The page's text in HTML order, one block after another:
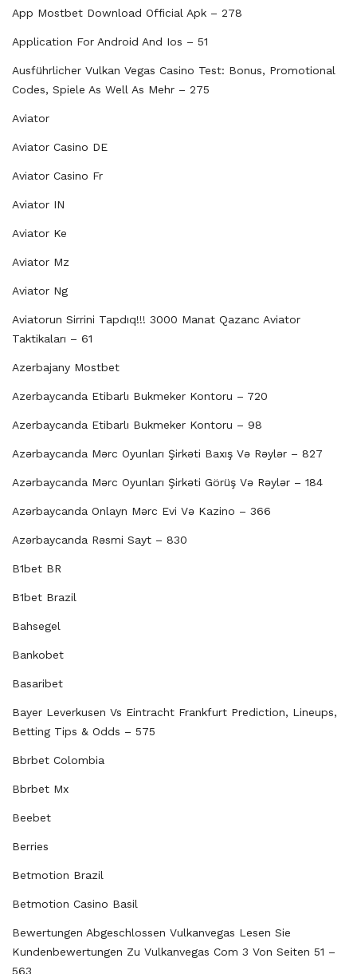
App Mostbet Download Official Apk – 278
Application For Android And Ios – 51
Ausführlicher Vulkan Vegas Casino Test: Bonus, Promotional
Codes, Spiele As Well As Mehr – 275
Aviator
Aviator Casino DE
Aviator Casino Fr
Aviator IN
Aviator Ke
Aviator Mz
Aviator Ng
Aviatorun Sirrini Tapdıq!!! 3000 Manat Qazanc Aviator
Taktikaları – 61
Azerbajany Mostbet
Azerbaycanda Etibarlı Bukmeker Kontoru – 720
Azerbaycanda Etibarlı Bukmeker Kontoru – 98
Azərbaycanda Mərc Oyunları Şirkəti Baxış Və Rəylər – 827
Azərbaycanda Mərc Oyunları Şirkəti Görüş Və Rəylər – 184
Azərbaycanda Onlayn Mərc Evi Və Kazino – 366
Azərbaycanda Rəsmi Sayt – 830
B1bet BR
B1bet Brazil
Bahsegel
Bankobet
Basaribet
Bayer Leverkusen Vs Eintracht Frankfurt Prediction, Lineups,
Betting Tips & Odds – 575
Bbrbet Colombia
Bbrbet Mx
Beebet
Berries
Betmotion Brazil
Betmotion Casino Basil
Bewertungen Abgeschlossen Vulkanvegas Lesen Sie
Kundenbewertungen Zu Vulkanvegas Com 3 Von Seiten 51 –
563